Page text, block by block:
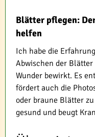
Blätter pflegen:
helfen
Ich habe die
Abwischen der
Wunder bewirkt. Es
fördert auch die
oder braune Blätter
gesund und beugt